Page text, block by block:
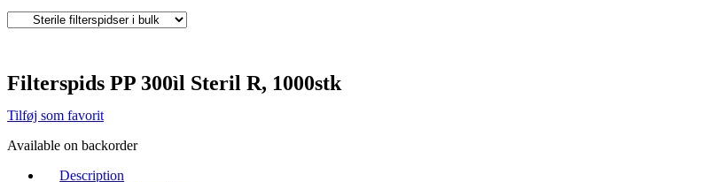
Filterspids PP 300ìl Steril R, 1000stk
Tilføj som favorit
Available on backorder
Description